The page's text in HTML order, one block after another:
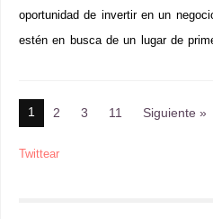
oportunidad de invertir en un
estén en busca de un lugar de
1 2 3 11 Siguiente »
Twittear